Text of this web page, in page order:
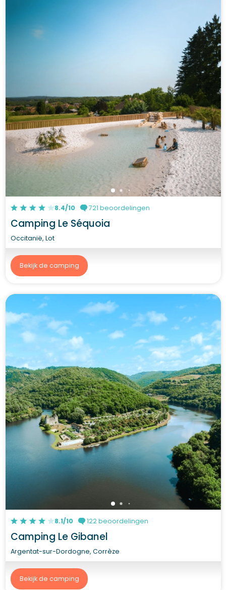
8.4/10 721 beoordelingen
Camping Le Séquoia
Occitanië, Lot
Bekijk de camping
8.1/10 122 beoordelingen
Camping Le Gibanel
Argentat-sur-Dordogne, Corrèze
Bekijk de camping